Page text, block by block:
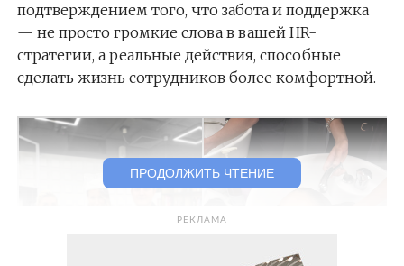
подтверждением того, что забота и поддержка
— не просто громкие слова в вашей HR-
стратегии, а реальные действия, способные
сделать жизнь сотрудников более комфортной.
ПРОДОЛЖИТЬ ЧТЕНИЕ
РЕКЛАМА